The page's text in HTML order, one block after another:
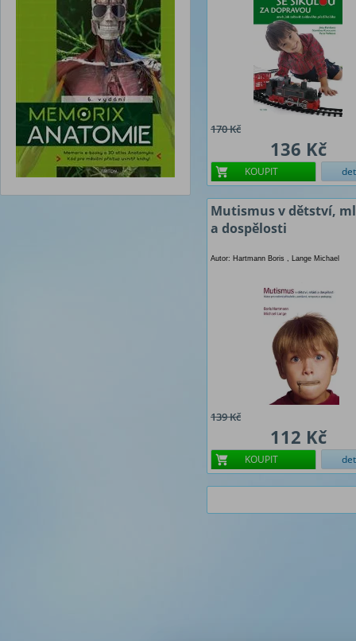
170 Kč
136 Kč
KOUPIT
Mutismus v dětství,
a dospělosti
Autor: Hartmann Boris , Lange Michael
139 Kč
112 Kč
KOUPIT